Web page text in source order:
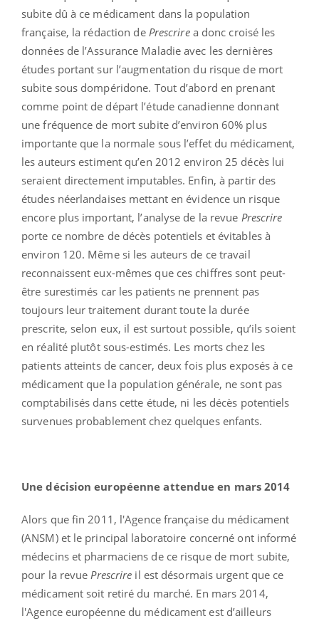
subite dû à ce médicament dans la population
française, la rédaction de Prescrirea donc croisé les
données de l’Assurance Maladie avec les dernières
études portant sur l’augmentation du risque de mort
subite sous dompéridone. Tout d’abord en prenant
comme point de départ l’étude canadienne donnant
une fréquence de mort subite d’environ 60% plus
importante que la normale sous l’effet du médicament,
les auteurs estiment qu’en 2012 environ 25 décès lui
seraient directement imputables. Enfin, à partir des
études néerlandaises mettant en évidence un risque
encore plus important, l’analyse de la revue Prescrire
porte ce nombre de décès potentiels et évitables à
environ 120. Même si les auteurs de ce travail
reconnaissent eux-mêmes que ces chiffres sont peut-
être surestimés car les patients ne prennent pas
toujours leur traitement durant toute la durée
prescrite, selon eux, il est surtout possible, qu’ils soient
en réalité plutôt sous-estimés. Les morts chez les
patients atteints de cancer, deux fois plus exposés à ce
médicament que la population générale, ne sont pas
comptabilisés dans cette étude, ni les décès potentiels
survenues probablement chez quelques enfants.
Une décision européenne attendue en mars 2014
Alors que fin 2011, l'Agence française du médicament
(ANSM) et le principal laboratoire concerné ont informé
médecins et pharmaciens de ce risque de mort subite,
pour la revue Prescrire il est désormais urgent que ce
médicament soit retiré du marché. En mars 2014,
l'Agence européenne du médicament est d’ailleurs